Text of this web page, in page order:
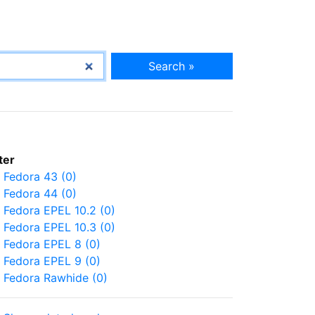
Search »
Fedora 43 (0)
Fedora 44 (0)
Fedora EPEL 10.2 (0)
Fedora EPEL 10.3 (0)
Fedora EPEL 8 (0)
Fedora EPEL 9 (0)
Fedora Rawhide (0)